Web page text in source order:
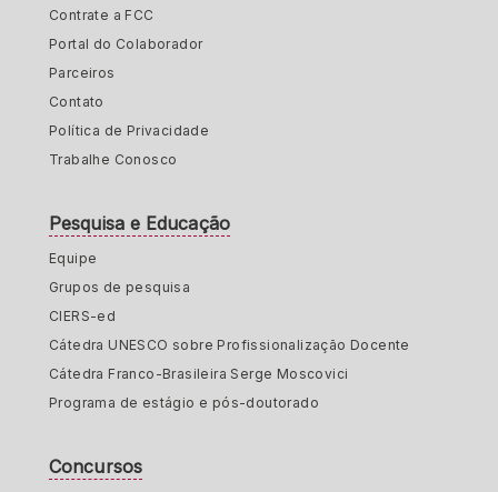
Contrate a FCC
Portal do Colaborador
Parceiros
Contato
Política de Privacidade
Trabalhe Conosco
Pesquisa e Educação
Equipe
Grupos de pesquisa
CIERS-ed
Cátedra UNESCO sobre Profissionalização Docente
Cátedra Franco-Brasileira Serge Moscovici
Programa de estágio e pós-doutorado
Concursos